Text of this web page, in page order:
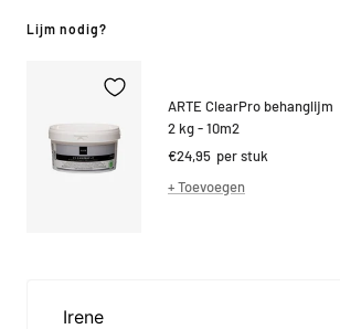
Lijm nodig?
ARTE ClearPro behanglijm
2 kg - 10m2
Kortings
prijs
€24,95 per stuk
+ Toevoegen